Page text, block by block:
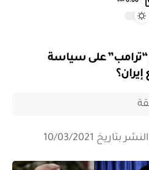
“ترامب” على سياسة
بتاريخ 10/03/2021